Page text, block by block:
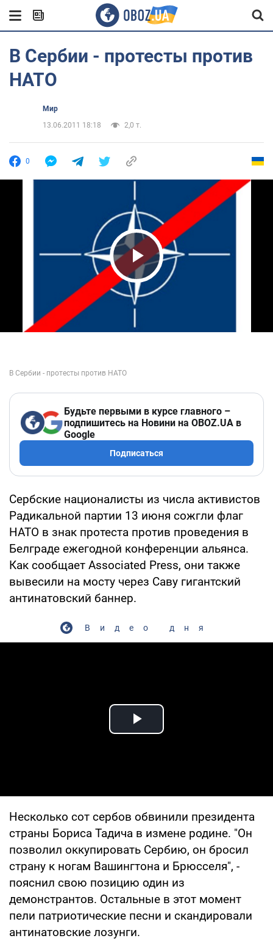
В Сербии - протесты против
НАТО
Мир
13.06.2011 18:18
2,0 т.
0
Play Video
Будьте первыми в курсе главного –
подпишитесь на Новини на OBOZ.UA в
Google
Подписаться
Сербские националисты из числа активистов
Радикальной партии 13 июня сожгли флаг
НАТО в знак протеста против проведения в
Белграде ежегодной конференции альянса.
Как сообщает Associated Press, они также
вывесили на мосту через Саву гигантский
антинатовский баннер.
Видео дня
Play Video
Несколько сот сербов обвинили президента
страны Бориса Тадича в измене родине. "Он
позволил оккупировать Сербию, он бросил
страну к ногам Вашингтона и Брюсселя", -
пояснил свою позицию один из
демонстрантов. Остальные в этот момент
пели патриотические песни и скандировали
антинатовские лозунги.